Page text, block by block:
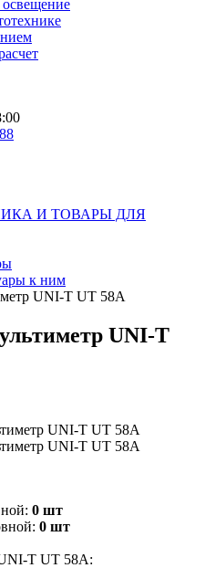
И ТОВАРЫ ДЛЯ
к ним
UNI-T UT 58A
UNI-T
0 шт
0 шт
T UT 58A: